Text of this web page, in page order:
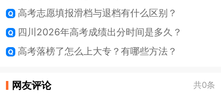
高考志愿填报滑档与退档有什么区别？
四川2026年高考成绩出分时间是多久？
高考落榜了怎么上大专？有哪些方法？
网友评论 共0条